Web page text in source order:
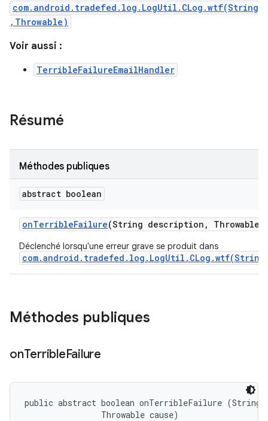
com.android.tradefed.log.LogUtil.CLog.wtf(String
,Throwable)
Voir aussi :
TerribleFailureEmailHandler
Résumé
Méthodes publiques
abstract boolean
onTerribleFailure(String description , Throwable
Déclenché lorsqu'une erreur grave se produit dans
Méthodes publiques
onTerribleFailure
public abstract boolean onTerribleFailure
                Throwable cause)